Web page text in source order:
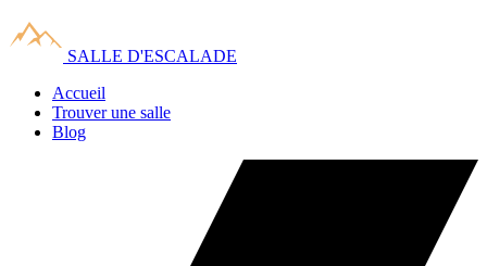
SALLE D'ESCALADE
Accueil
Trouver une salle
Blog